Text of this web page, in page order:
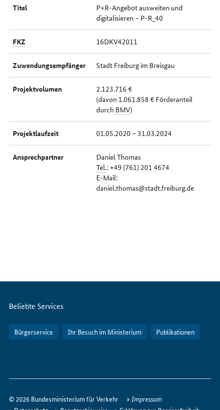
Titel
P+R-Angebot ausweiten und
digitalisieren – P-R_40
FKZ 16DKV42011
Zuwendungsempfänger Stadt Freiburg im Breisgau
Projektvolumen
2.123.716 €
(davon 1.061.858 € Förderanteil
durch BMV)
Projektlaufzeit 01.05.2020 – 31.03.2024
Ansprechpartner
Daniel Thomas
Tel.: +49 (761) 201 4674
E-Mail:
daniel.thomas@stadt.freiburg.de
Servicemenü
Beliebte Services
Bürgerservice Ihr Besuch im Ministerium Publikationen
erreichen
Sie
© 2026 Bundesministerium für Verkehr
Impressum